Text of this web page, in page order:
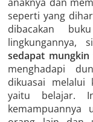
seperti yang
dibacakan
lingkungannya,
sedapat mungkin
menghadapi
dikuasai melalui
yaitu belajar.
kemampuannya